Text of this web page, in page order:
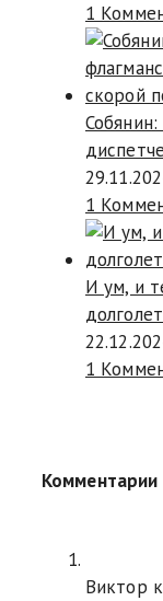
1
1
И ум, и
1
Комментарии
Виктор к